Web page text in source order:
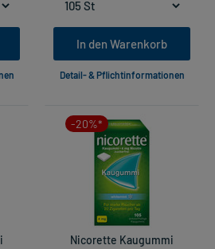
In den Warenkorb
Detail- & Pflichtinformationen
-20%*
Nicorette Kaugummi